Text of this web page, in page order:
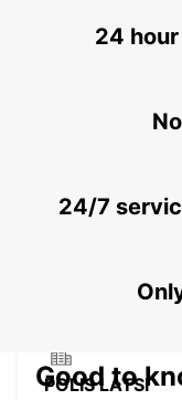
PAPHOS
PAPHOS
POLIS LATSI
24
24/7
Good to